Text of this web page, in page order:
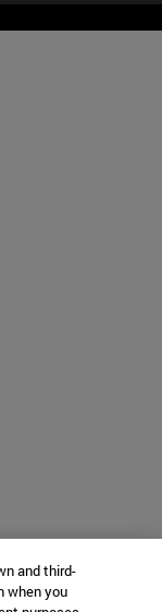
and third-
when you